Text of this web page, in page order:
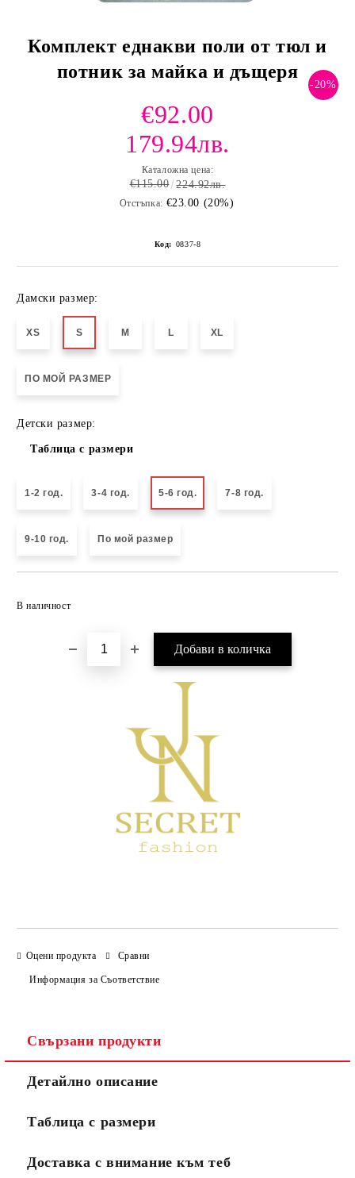
Комплект еднакви поли от тюл и
потник за майка и дъщеря
-20%
€92.00
179.94лв.
Каталожна цена:
€115.00 224.92лв.
Отстъпка: €23.00 (20%)
Код: 0837-8
Дамски размер:
XS S M L XL
ПО МОЙ РАЗМЕР
Детски размер:
Таблица с размери
1-2 год. 3-4 год. 5-6 год. 7-8 год.
9-10 год. По мой размер
В наличност
Оцени продукта Сравни
Информация за Съответствие
Свързани продукти
Детайлно описание
Таблица с размери
Доставка с внимание към теб